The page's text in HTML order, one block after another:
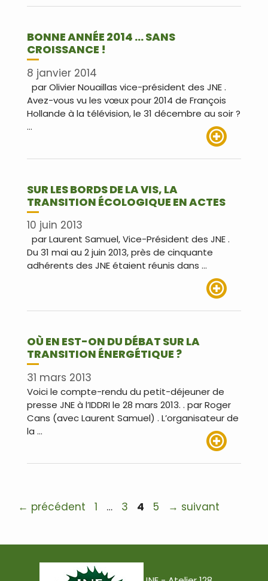
BONNE ANNÉE 2014 … SANS
CROISSANCE !
8 janvier 2014
par Olivier Nouaillas vice-président des JNE .
Avez-vous vu les vœux pour 2014 de François
Hollande à la télévision, le 31 décembre au soir ?
…
SUR LES BORDS DE LA VIS, LA
TRANSITION ÉCOLOGIQUE EN ACTES
10 juin 2013
par Laurent Samuel, Vice-Président des JNE .
Du 31 mai au 2 juin 2013, près de cinquante
adhérents des JNE étaient réunis dans …
OÙ EN EST-ON DU DÉBAT SUR LA
TRANSITION ÉNERGÉTIQUE ?
31 mars 2013
Voici le compte-rendu du petit-déjeuner de
presse JNE à l’IDDRI le 28 mars 2013. . par Roger
Cans (avec Laurent Samuel) . L’organisateur de
la …
Navigation
← précédent Page
1 … Page
3 Page
4 Page
5 → suivant